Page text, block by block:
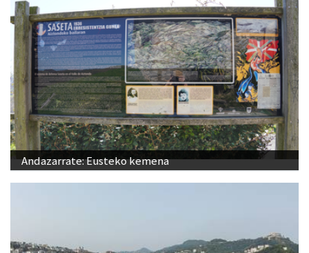
Andazarrate: Eusteko kemena